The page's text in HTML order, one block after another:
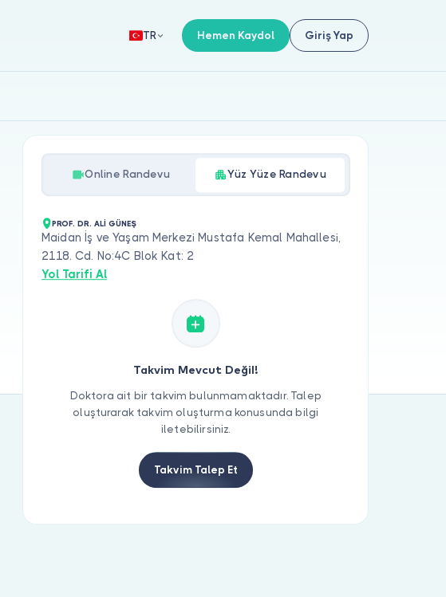
TR Hemen Kaydol Giriş Yap
Online Randevu Yüz Yüze Randevu
PROF. DR. ALİ GÜNEŞ
Maidan İş ve Yaşam Merkezi Mustafa Kemal Mahallesi,
2118. Cd. No:4C Blok Kat: 2
Yol Tarifi Al
Takvim Mevcut Değil!
Doktora ait bir takvim bulunmamaktadır. Talep
oluşturarak takvim oluşturma konusunda bilgi
iletebilirsiniz.
Takvim Talep Et